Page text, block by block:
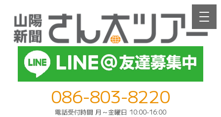
086-803-8220
電話受付時間 月～金曜日 10:00-16:00